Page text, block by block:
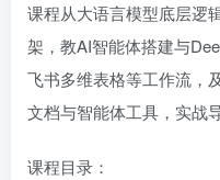
课程从大语言模型底层逻
架，教AI智能体搭建与
飞书多维表格等工作流，
文档与智能体工具，实战
课程目录：